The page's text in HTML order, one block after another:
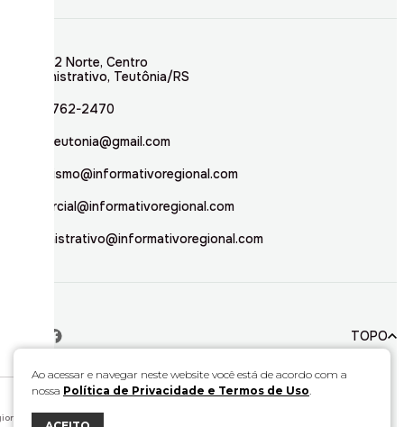
Ao acessar e navegar neste website você está de acordo com a
nossa Política de Privacidade e Termos de Uso.
Rua 02 Norte, Centro
Administrativo, Teutônia/RS
(51) 3762-2470
inforteutonia@gmail.com
jornalismo@informativoregional.com
comercial@informativoregional.com
administrativo@informativoregional.com
TOPO
© 2026. Todos direitos reservados a Informativo Regional.
redistribuído sem autorização.